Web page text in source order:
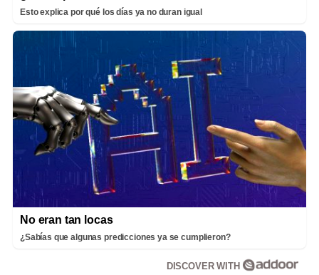
Esto explica por qué los días ya no duran igual
No eran tan locas
¿Sabías que algunas predicciones ya se cumplieron?
DISCOVER WITH